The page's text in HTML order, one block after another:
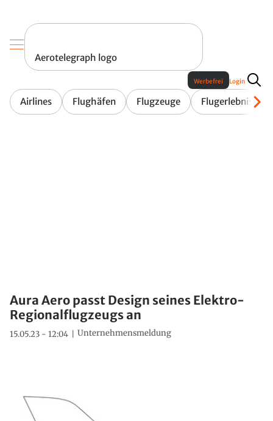
Aerotelegraph logo
Airlines Flughäfen Flugzeuge Flugerlebnis
Werbefrei Login
Aura Aero passt Design seines Elektro-
Regionalflugzeugs an
15.05.23 - 12:04 Unternehmensmeldung